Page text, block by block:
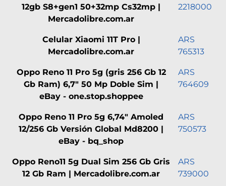
12gb S8+gen1 50+32mp Cs32mp |
Mercadolibre.com.ar
2218000
Celular Xiaomi 11T Pro |
Mercadolibre.com.ar
ARS
765313
Oppo Reno 11 Pro 5g (gris 256 Gb 12
Gb Ram) 6,7" 50 Mp Doble Sim |
eBay - one.stop.shoppee
ARS
764609
Oppo Reno 11 Pro 5g 6,74" Amoled
12/256 Gb Versión Global Md8200 |
eBay - bq_shop
ARS
750573
Oppo Reno11 5g Dual Sim 256 Gb Gris
12 Gb Ram | Mercadolibre.com.ar
ARS
739000